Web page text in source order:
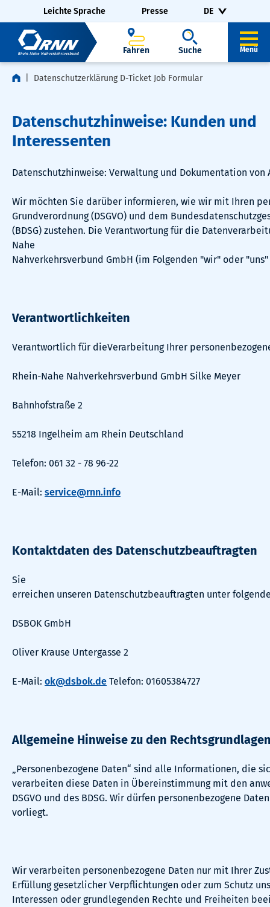
Navigation überspringen
Zur Fußzeile springen
Leichte Sprache Presse DE
Fahren Suche Menü
Datenschutzerklärung D-Ticket Job Formular
Datenschutzhinweise: Kunden und
Interessenten
Datenschutzhinweise: Verwaltung und Dokumentation von
Wir möchten Sie darüber informieren, wie wir mit Ihren
Grundverordnung (DSGVO) und dem
(BDSG) zustehen. Die Verantwortung für die
Nahe
Nahverkehrsverbund GmbH (im Folgenden "wir" oder
Verantwortlichkeiten
Verantwortlich für dieVerarbeitung Ihrer
Rhein-Nahe Nahverkehrsverbund GmbH Silke Meyer
Bahnhofstraße 2
55218 Ingelheim am Rhein Deutschland
Telefon: 061 32 - 78 96-22
E-Mail: service@rnn.info
Kontaktdaten des Datenschutzbeauftragten
Sie
erreichen unseren Datenschutzbeauftragten unter
DSBOK GmbH
Oliver Krause Untergasse 2
E-Mail: ok@dsbok.de Telefon: 01605384727
Allgemeine Hinweise zu den
„Personenbezogene Daten“ sind alle Informationen, die
verarbeiten diese Daten in Übereinstimmung mit den
DSGVO und des BDSG. Wir dürfen personenbezogene
vorliegt.
Wir verarbeiten personenbezogene Daten nur mit Ihrer
Erfüllung gesetzlicher Verpflichtungen oder zum Schutz
Interessen oder grundlegenden Rechte und Freiheiten